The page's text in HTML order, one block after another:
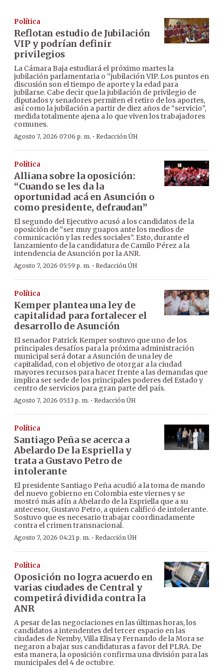
Política
Reflotan estudio de Jubilación
VIP y podrían definir
privilegios
La Cámara Baja estudiará el próximo martes la
jubilación parlamentaria o “jubilación VIP. Los puntos en
discusión son el tiempo de aporte y la edad para
jubilarse. Cabe decir que la jubilación de privilegio de
diputados y senadores permiten el retiro de los aportes,
así como la jubilación a partir de diez años de “servicio”,
medida totalmente ajena a lo que viven los trabajadores
comunes.
Agosto 7, 2026 07:06 p. m. · Redacción ÚH
Política
Alliana sobre la oposición:
“Cuando se les da la
oportunidad acá en Asunción o
como presidente, defraudan”
El segundo del Ejecutivo acusó a los candidatos de la
oposición de “ser muy guapos ante los medios de
comunicación y las redes sociales”. Esto, durante el
lanzamiento de la candidatura de Camilo Pérez a la
intendencia de Asunción por la ANR.
Agosto 7, 2026 05:59 p. m. · Redacción ÚH
Política
Kemper plantea una ley de
capitalidad para fortalecer el
desarrollo de Asunción
El senador Patrick Kemper sostuvo que uno de los
principales desafíos para la próxima administración
municipal será dotar a Asunción de una ley de
capitalidad, con el objetivo de otorgar a la ciudad
mayores recursos para hacer frente a las demandas que
implica ser sede de los principales poderes del Estado y
centro de servicios para gran parte del país.
Agosto 7, 2026 05:13 p. m. · Redacción ÚH
Política
Santiago Peña se acerca a
Abelardo De la Espriella y
trata a Gustavo Petro de
intolerante
El presidente Santiago Peña acudió a la toma de mando
del nuevo gobierno en Colombia este viernes y se
mostró más afín a Abelardo de la Espriella que a su
antecesor, Gustavo Petro, a quien calificó de intolerante.
Sostuvo que es necesario trabajar coordinadamente
contra el crimen transnacional.
Agosto 7, 2026 04:21 p. m. · Redacción ÚH
Política
Oposición no logra acuerdo en
varias ciudades de Central y
competirá dividida contra la
ANR
A pesar de las negociaciones en las últimas horas, los
candidatos a intendentes del tercer espacio en las
ciudades de Ñemby, Villa Elisa y Fernando de la Mora se
negaron a bajar sus candidaturas a favor del PLRA. De
esta manera, la oposición confirma una división para las
municipales del 4 de octubre.